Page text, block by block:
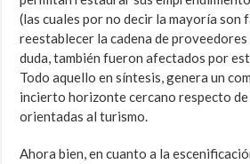
(las cuales por no decir la mayoría son
reestablecer la cadena de proveedores
duda, también fueron afectados por
Todo aquello en síntesis, genera un
incierto horizonte cercano respecto
orientadas al turismo.
Ahora bien, en cuanto a la